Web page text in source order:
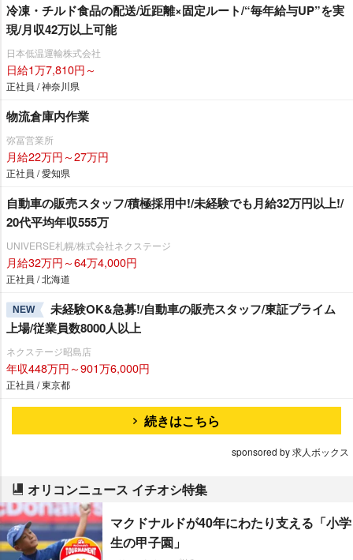
冷凍・チルド食品の配送/近距離×固定ルート/“毎年給与UP”を実
現/月収42万以上可能
日本低温運輸株式会社
日給1万7,810円～
正社員 / 神奈川県
物流倉庫内作業
弥冨営業所
月給22万円～27万円
正社員 / 愛知県
自動車の販売スタッフ/積極採用中!/未経験でも月給32万円以上!/
20代平均年収555万
UNIVERSE札幌/株式会社ネクステージ
月給32万円～64万4,000円
正社員 / 北海道
NEW
未経験OK&急募!/自動車の販売スタッフ/東証プライム
上場/従業員数8000人以上
ネクステージ昭島店
年収448万円～901万6,000円
正社員 / 東京都
続きはこちら
sponsored by 求人ボックス
オリコンニュース イチオシ特集
マクドナルドが40年にわたり支える「小学
生の甲子園」